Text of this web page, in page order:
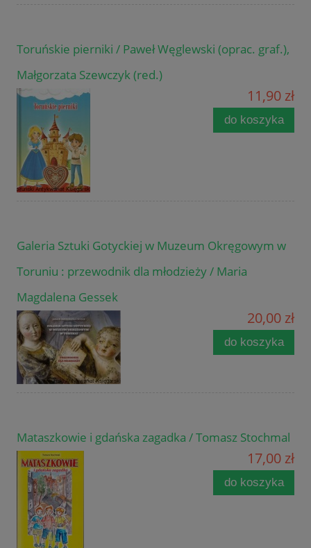
Toruńskie pierniki / Paweł Węglewski (oprac. graf.),
Małgorzata Szewczyk (red.)
11,90 zł
do koszyka
Galeria Sztuki Gotyckiej w Muzeum Okręgowym w
Toruniu : przewodnik dla młodzieży / Maria
Magdalena Gessek
20,00 zł
do koszyka
Mataszkowie i gdańska zagadka / Tomasz Stochmal
17,00 zł
do koszyka